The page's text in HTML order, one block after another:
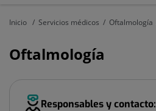
Inicio Servicios médicos Oftalmología
Oftalmología
Responsables y contacto: